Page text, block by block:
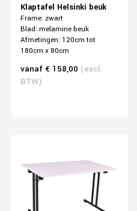
Klaptafel Helsinki beuk
Frame: zwart
Blad: melamine beuk
Afmetingen: 120cm tot
180cm x 80cm
vanaf € 158,00 (excl.
BTW)